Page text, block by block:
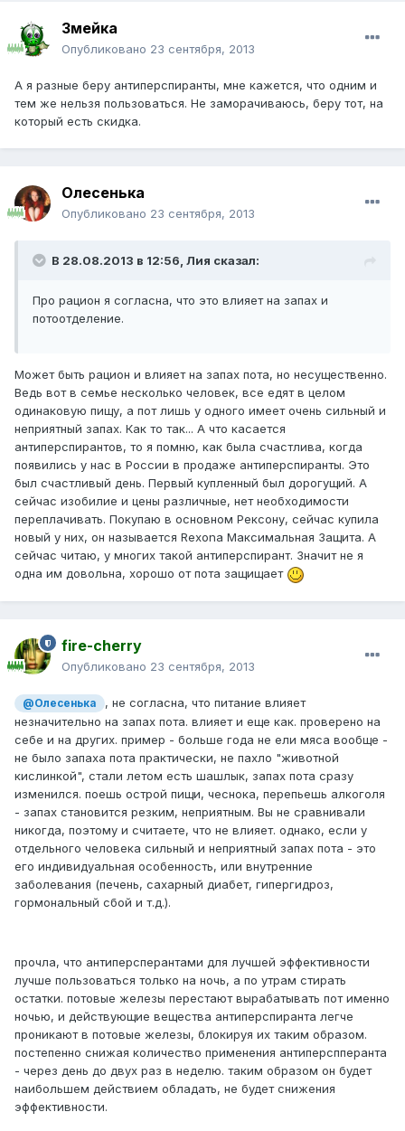
Змейка
Опубликовано 23 сентября, 2013
А я разные беру антиперспиранты, мне кажется, что одним и
тем же нельзя пользоваться. Не заморачиваюсь, беру тот, на
который есть скидка.
Олесенька
Опубликовано 23 сентября, 2013
В 28.08.2013 в 12:56, Лия сказал:
Про рацион я согласна, что это влияет на запах и
потоотделение.
Может быть рацион и влияет на запах пота, но несущественно.
Ведь вот в семье несколько человек, все едят в целом
одинаковую пищу, а пот лишь у одного имеет очень сильный и
неприятный запах. Как то так... А что касается
антиперспирантов, то я помню, как была счастлива, когда
появились у нас в России в продаже антиперспиранты. Это
был счастливый день. Первый купленный был дорогущий. А
сейчас изобилие и цены различные, нет необходимости
переплачивать. Покупаю в основном Рексону, сейчас купила
новый у них, он называется Rexona Максимальная Защита. А
сейчас читаю, у многих такой антиперспирант. Значит не я
одна им довольна, хорошо от пота защищает
fire-cherry
Опубликовано 23 сентября, 2013
@Олесенька
, не согласна, что питание влияет
незначительно на запах пота. влияет и еще как. проверено на
себе и на других. пример - больше года не ели мяса вообще -
не было запаха пота практически, не пахло "животной
кислинкой", стали летом есть шашлык, запах пота сразу
изменился. поешь острой пищи, чеснока, перепьешь алкоголя
- запах становится резким, неприятным. Вы не сравнивали
никогда, поэтому и считаете, что не влияет. однако, если у
отдельного человека сильный и неприятный запах пота - это
его индивидуальная особенность, или внутренние
заболевания (печень, сахарный диабет, гипергидроз,
гормональный сбой и т.д.).
прочла, что антиперсперантами для лучшей эффективности
лучше пользоваться только на ночь, а по утрам стирать
остатки. потовые железы перестают вырабатывать пот именно
ночью, и действующие вещества антиперспиранта легче
проникают в потовые железы, блокируя их таким образом.
постепенно снижая количество применения антиперспперанта
- через день до двух раз в неделю. таким образом он будет
наибольшем действием обладать, не будет снижения
эффективности.